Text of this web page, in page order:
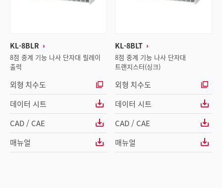
KL-8BLR
8점 중계 기능 나사 단자대 릴레이
출력
외형 치수도
데이터 시트
CAD / CAE
매뉴얼
KL-8BLT
8점 중계 기능 나사 단자대
트랜지스터(싱크)
외형 치수도
데이터 시트
CAD / CAE
매뉴얼